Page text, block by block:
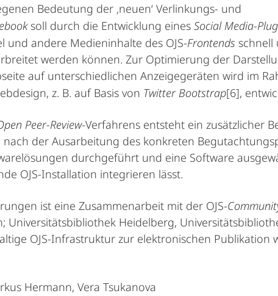
Bedeutung der ‚neuen‘ Verlinkungs- und
soll durch die Entwicklung eines Social Media-
und andere Medieninhalte des OJS-Frontends schnell
werden können. Zur Optimierung der
auf unterschiedlichen Anzeigegeräten wird im
z. B. auf Basis von Twitter Bootstrap[6],
Peer-Review-Verfahrens entsteht ein zusätzlicher
der Ausarbeitung des konkreten
durchgeführt und eine Software
OJS-Installation integrieren lässt.
ist eine Zusammenarbeit mit der OJS-
Universitätsbibliothek Heidelberg,
OJS-Infrastruktur zur elektronischen Publikation
Hermann, Vera Tsukanova